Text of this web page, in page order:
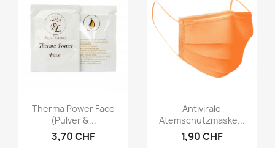
Vorschau
Therma Power Face
(Pulver &...
3,70 CHF
Vorschau
Antivirale
Atemschutzmaske...
1,90 CHF